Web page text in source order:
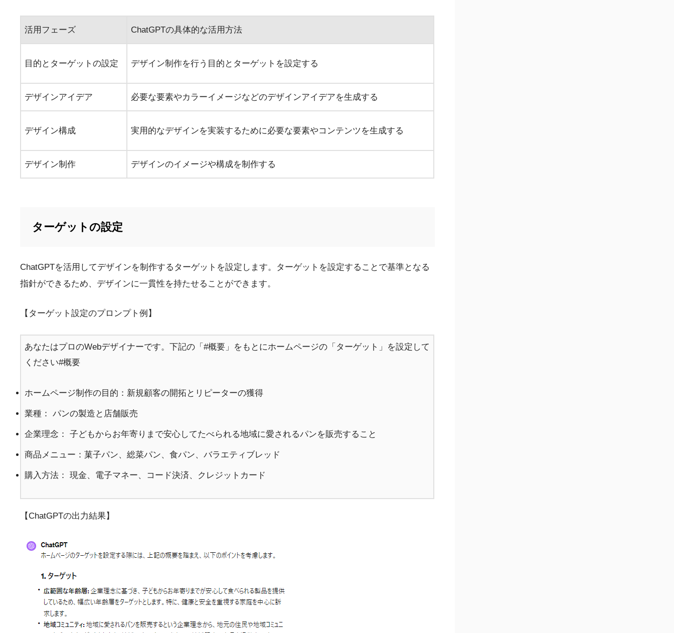
活用フェーズ ChatGPTの具体的な活用方法
目的とターゲットの設定 デザイン制作を行う目的とターゲットを設定する
デザインアイデア 必要な要素やカラーイメージなどのデザインアイデアを生成する
デザイン構成 実用的なデザインを実装するために必要な要素やコンテンツを生成する
デザイン制作 デザインのイメージや構成を制作する
ターゲットの設定
ChatGPTを活用してデザインを制作するターゲットを設定します。ターゲットを設定することで基準となる
指針ができるため、デザインに一貫性を持たせることができます。
【ターゲット設定のプロンプト例】
あなたはプロのWebデザイナーです。下記の「#概要」をもとにホームページの「ターゲット」を設定して
ください#概要
ホームページ制作の目的：新規顧客の開拓とリピーターの獲得
業種： パンの製造と店舗販売
企業理念： 子どもからお年寄りまで安心してたべられる地域に愛されるパンを販売すること
商品メニュー：菓子パン、総菜パン、食パン、バラエティブレッド
購入方法： 現金、電子マネー、コード決済、クレジットカード
【ChatGPTの出力結果】